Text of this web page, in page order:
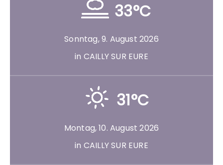
33°C
Sonntag, 9. August 2026
in CAILLY SUR EURE
31°C
Montag, 10. August 2026
in CAILLY SUR EURE